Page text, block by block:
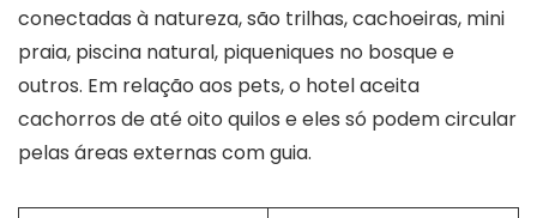
conectadas à natureza, são trilhas, cachoeiras, mini
praia, piscina natural, piqueniques no bosque e
outros. Em relação aos pets, o hotel aceita
cachorros de até oito quilos e eles só podem circular
pelas áreas externas com guia.